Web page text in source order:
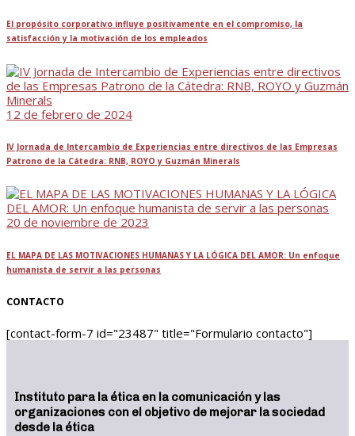
El propósito corporativo influye positivamente en el compromiso, la
satisfacción y la motivación de los empleados
12 de febrero de 2024
IV Jornada de Intercambio de Experiencias entre directivos de las Empresas
Patrono de la Cátedra: RNB, ROYO y Guzmán Minerals
20 de noviembre de 2023
EL MAPA DE LAS MOTIVACIONES HUMANAS Y LA LÓGICA DEL AMOR: Un enfoque
humanista de servir a las personas
CONTACTO
[contact-form-7 id="23487" title="Formulario contacto"]
Instituto para la ética en la comunicación y las
organizaciones con el objetivo de mejorar la sociedad
desde la ética